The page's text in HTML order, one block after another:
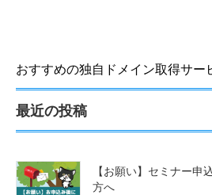
おすすめの独自ドメイン取得サー
最近の投稿
【お願い】セミナー申
方へ